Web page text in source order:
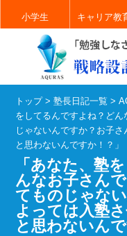
小学生 キャリア教
トップ>塾長日記一覧 >
をしてるんですよね？ど
じゃないんですか？お子
と思わないんですか！？」
「あなた、塾
んなお子さん
てものじゃな
よっては入塾
と思わないんで